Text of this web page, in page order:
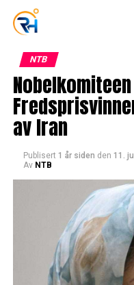
NTB
av Iran
Publisert 1 år siden den 11.
Av NTB